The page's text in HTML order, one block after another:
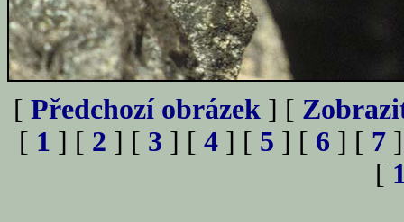
[ Předchozí obrázek ] [
[ 1 ] [ 2 ] [ 3 ] [ 4 ] [ 5 ] [ 6 ] [ 7
[